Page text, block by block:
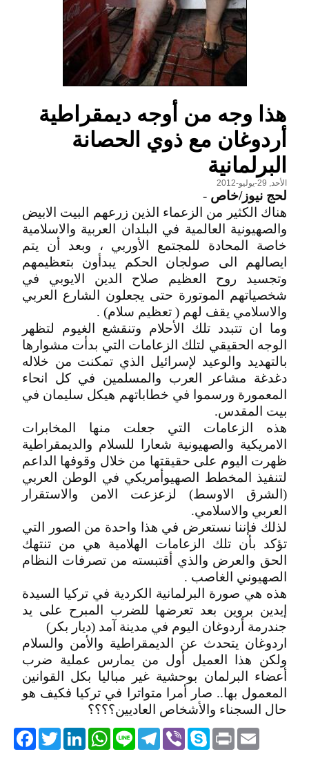
هذا وجه من أوجه ديمقراطية
أردوغان مع ذوي الحصانة
البرلمانية
الأحد, 29-يوليو-2012
لحج نيوز/خاص -
هناك الكثير من الزعماء الذين زرعهم البيت الابيض
والصهيونية العالمية في البلدان العربية والاسلامية
خاصة المحادة للمجتمع الأوربي ، وبعد أن يتم
ايصالهم الى صولجان الحكم يبدأون بتعظيمهم
وتجسيد روح العظيم صلاح الدين الايوبي في
شخصياتهم الموتورة حتى يجعلون الشارع العربي
والاسلامي يقف لهم ( تعظيم سلام) .
وما ان تتبدد تلك الأحلام وتنقشع الغيوم لتظهر
الوجه الحقيقي لتلك الزعامات التي بدأت مشوارها
بالتهديد والوعيد لإسرائيل الذي تمكنت من خلاله
دغدغة مشاعر العرب والمسلمين في كل انحاء
المعمورة ورسموا في خطاباتهم هيكل سليمان في
بيت المقدس.
هذه الزعامات التي جعلت منها المخابرات
الامريكية والصهيونية شعارا للسلام والديمقراطية
ظهرت اليوم على حقيقتها من خلال وقوفها الداعم
لتنفيذ المخطط الصهيوأمريكي في الوطن العربي
(الشرق الاوسط) لزعزعت الامن والاستقرار
العربي والاسلامي.
لذلك فإننا نستعرض في هذا واحدة من الصور التي
تؤكد بأن تلك الزعامات الهلامية هي من تنتهك
الحق والعرض والذي أقتبسته من تصرفات النظام
الصهيوني الغاصب .
هذه هي صورة البرلمانية الكردية في تركيا السيدة
إيدين بروين بعد تعرضها للضرب المبرح على يد
جندرمة أردوغان اليوم في مدينة آمد (ديار بكر)
اردوغان يتحدث عن الديمقراطية والأمن والسلام
ولكن هذا العميل أول من يمارس عملية ضرب
أعضاء البرلمان بوحشية غير مباليا بكل القوانين
المعمول بها.. صار أمرا متواترا في تركيا فكيف هو
حال السجناء والأشخاص العاديين؟؟؟؟
TwitterLinkedIn
WhatsApp Line
Telegram ViberSkype PrintEmail